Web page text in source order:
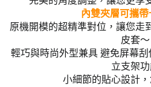
內雙夾層可攜帶
原機開模的超精準對位，讓您走
皮套～
輕巧與時尚外型兼具 避免屏幕
立支架
小細節的貼心設計，